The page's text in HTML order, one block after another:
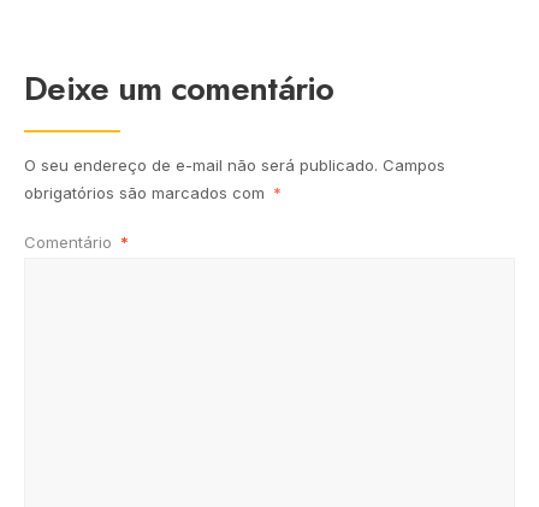
Deixe um comentário
O seu endereço de e-mail não será publicado. Campos
obrigatórios são marcados com *
Comentário *